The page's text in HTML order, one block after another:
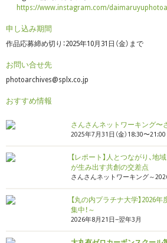
https://www.instagram.com/
申し込み期間
作品応募締め切り：2025年10月31日（金）まで
お問い合せ先
photoarchives@splx.co.jp
おすすめ情報
さんさんネットワーキング〜
2025年7月31日（金）18:30〜21:00
【レポート】人とつながり、
が生み出す共創の交差点
さんさんネットワーキング～
【丸の内プラチナ大学】2026
集中！～
2026年8月21日−翌年3月